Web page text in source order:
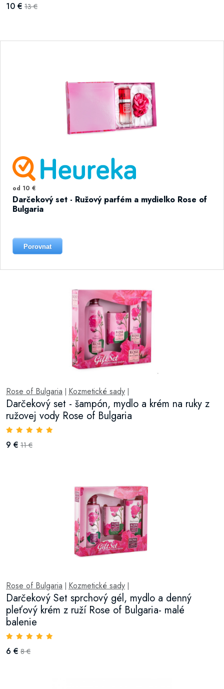
10 € 13 €
od 10 €
Darčekový set - Ružový parfém a mydielko Rose of
Bulgaria
Porovnat
Rose of Bulgaria Kozmetické sady
Darčekový set - šampón, mydlo a krém na ruky z
ružovej vody Rose of Bulgaria
9 € 11 €
Rose of Bulgaria Kozmetické sady
Darčekový Set sprchový gél, mydlo a denný
pleťový krém z ruží Rose of Bulgaria- malé
balenie
6 € 8 €